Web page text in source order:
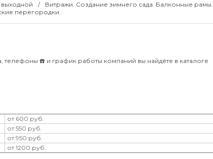
выходной
Витражи. Создание зимнего сада. Балконные рамы.
перегородки.
☎️ и график работы компаний вы найдёте в каталоге
от 600 руб.
от 550 руб.
от 950 руб.
от 1200 руб.